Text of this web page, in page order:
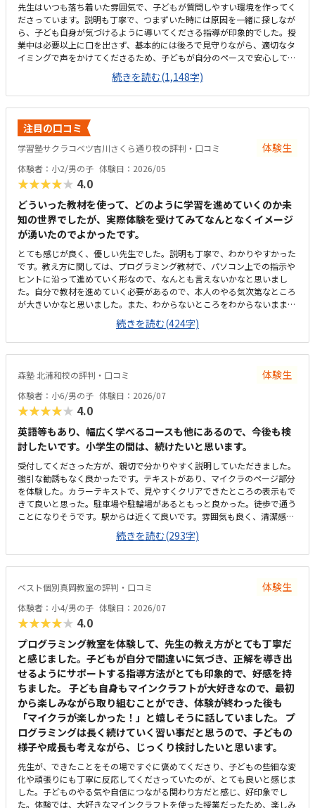
先生はいつも落ち着いた雰囲気で、子どもが質問しやすい環境を作ってく
ださっています。説明も丁寧で、つまずいた時には原因を一緒に探しなが
ら、子ども自身が気づけるように導いてくださる指導が印象的でした。授
業中は必要以上に口を出さず、基本的には後ろで見守りながら、適切なタ
イミングで声をかけてくださるため、子どもが自分のペースで安心して取
り組めています。カリキュラムの細かな内容まではまだ把握しきれていま
せんが、教室独自の進捗シートがとても分かりやすく作られており、「今
日はどこまで進んだか」が一目で確認できる仕組みになっています。子ど
も自身も「今日はここまで進んだよ」と嬉しそうに教えてくれるので、学
習の見える化がしっかりできていると感じます。さらに、各ステップの先
には「このあたりでどの検定レベルを目指せるか」といった目安も書かれ
ており、今どの段階にいて、どこに向かっているのかが親にも分かりやす
がありましたが、このシートのおかげで成長の道筋が具体的にイメージで
き、安心して通わせることができています。教室までは車で10分ほどかか
周辺は大通りで交通量が多く、路上での一時的な乗り降りが難しいため、
毎回専用駐車場に入れる必要があります。少し手間には感じますが、安全
面を考えると仕方がない部分でもあり、安心して送り迎えができる環境だ
と思っています。教室内は全体的にきれいに整っており、落ち着いた雰囲
気で学べる環境だと感じました。設備もきちんと手入れされていて、パソ
コンや机まわりも清潔に保たれているため、子どもが安心して集中できる
空間になっています。初めてのプログラミング学習でも不安なく取り組め
る環境が整っている点は、とても良い印象でした。教室の割引制度がある
ことで助かってはいますが、正規料金だけを見るとやはり高いと感じてい
ます。今は割引があるから続けられていますが、もしこの制度がなくなっ
ると景品と交換できる仕組みになっているため、子どもも毎回楽しみにし
ともなく、安心して続けられています。上記でお話したとおり、教室の雰
囲気や指導の進め方、独自の取り組みなど、総合的に満足しています。子
今後もこのまま安心して続けられればと思っています。
続きを読む(1,148字)
注目の口コミ
学習塾サクラコベツ吉川さくら通り校の評判・口コミ 体験生
体験者：小2/男の子 体験日：2026/05
★★★★★ 4.0
どういった教材を使って、どのように学習を進めていくのか未
知の世界でしたが、実際体験を受けてみてなんとなくイメージ
が湧いたのでよかったです。
とても感じが良く、優しい先生でした。説明も丁寧で、わかりやすかった
です。教え方に関しては、プログラミング教材で、パソコン上での指示や
ヒントに沿って進めていく形なので、なんとも言えないかなと思いまし
た。自分で教材を進めていく必要があるので、本人のやる気次第なところ
が大きいかなと思いました。また、わからないところをわからないまま適
当に進めず、きちんと質問し、確認しながらできるかどうかが懸念点で
す。家から近く、徒歩で子ども1人でも通わせることができそうなので、
そこは魅力的だなと思いました。こじんまりとした教室ですが、机や椅子
は綺麗でした。余計なものが置かれていないので勉強に集中できそうな環
ソコンとその中にある教材を使用するため、高くなってしまうのは仕方な
いかなとも思います。マイクラが使われているということで子どもが興味
を持っていました。遊び感覚で学んでいけるのは良いと思います。
続きを読む(424字)
森塾 北浦和校の評判・口コミ 体験生
体験者：小6/男の子 体験日：2026/07
★★★★★ 4.0
英語等もあり、幅広く学べるコースも他にあるので、今後も検
討したいです。小学生の間は、続けたいと思います。
受付してくださった方が、親切で分かりやすく説明していただきました。
強引な勧誘もなく良かったです。テキストがあり、マイクラのページ部分
を体験した。カラーテキストで、見やすくクリアできたところの表示もで
きて良いと思った。駐車場や駐輪場があるともっと良かった。徒歩で通う
ことになりそうです。駅からは近くて良いです。雰囲気も良く、清潔感も
あった。部屋が区切られていて、個人スペースも確保されていて良かっ
た。基本料金以外に、追加料金があまり無さそうで良かった。できれば、
毎月1万以内で通いたいです。子供に熱心に話しかけてくださったり、褒
めてくださって、子供が頑張ろうという気持ちになれて良かった。
続きを読む(293字)
ベスト個別真岡教室の評判・口コミ 体験生
体験者：小4/男の子 体験日：2026/07
★★★★★ 4.0
プログラミング教室を体験して、先生の教え方がとても丁寧だ
と感じました。子どもが自分で間違いに気づき、正解を導き出
せるようにサポートする指導方法がとても印象的で、好感を持
ちました。 子ども自身もマインクラフトが大好きなので、最初
から楽しみながら取り組むことができ、体験が終わった後も
「マイクラが楽しかった！」と嬉しそうに話していました。 プ
ログラミングは長く続けていく習い事だと思うので、子どもの
様子や成長も考えながら、じっくり検討したいと思います。
先生が、できたことをその場ですぐに褒めてくださり、子どもの些細な変
化や頑張りにも丁寧に反応してくださっていたのが、とても良いと感じま
した。子どものやる気や自信につながる関わり方だと感じ、好印象でし
た。体験では、大好きなマインクラフトを使った授業だったため、楽しみ